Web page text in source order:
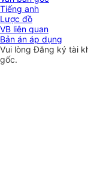
Tiếng anh
Lược đồ
VB liên quan
Bản án áp dụng
Vui lòngĐăng ký tài
gốc.